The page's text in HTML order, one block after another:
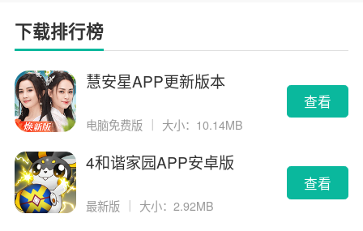
下载排行榜
慧安星APP更新版本
电脑免费版 ｜ 大小：10.14MB
查看
4和谐家园APP安卓版
最新版 大小：2.92MB
查看